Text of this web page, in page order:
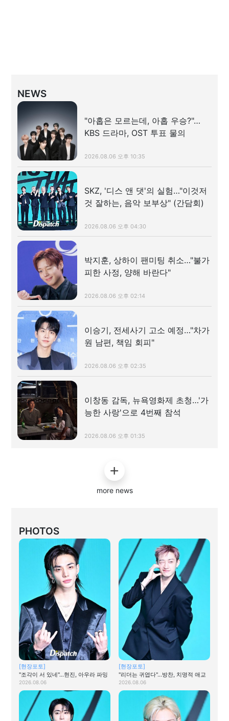
NEWS
"아홉은 모르는데, 아홉 우승?"…
KBS 드라마, OST 투표 물의
2026.08.06 오후 10:35
SKZ, '디스 앤 댓'의 실험…"이것저
것 잘하는, 음악 보부상" (간담회)
2026.08.06 오후 04:30
박지훈, 상하이 팬미팅 취소…"불가
피한 사정, 양해 바란다"
2026.08.06 오후 02:14
이승기, 전세사기 고소 예정…"차가
원 남편, 책임 회피"
2026.08.06 오후 02:35
이창동 감독, 뉴욕영화제 초청…'가
능한 사랑'으로 4번째 참석
2026.08.06 오후 01:35
more news
PHOTOS
[현장포토]
"조각이 서 있네"…현진, 아우라 파밍
2026.08.06
[현장포토]
"리더는 귀엽다"…방찬, 치명적 애교
2026.08.06